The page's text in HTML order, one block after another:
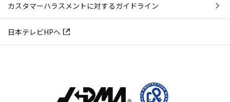
カスタマーハラスメントに対するガイドライン
日本テレビHPへ